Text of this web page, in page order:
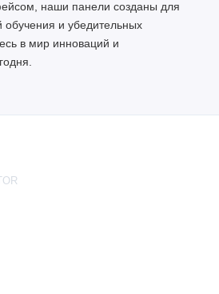
наши панели созданы для
и убедительных
в мир инноваций и